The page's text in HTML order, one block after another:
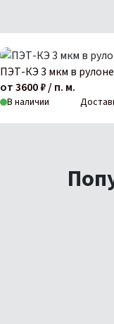
ПЭТ-КЭ 3 мкм в
от 3600 ₽ / п. м.
В наличии